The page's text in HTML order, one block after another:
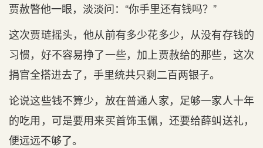
贾赦瞥他一眼，淡淡问：“你手里还有钱吗？”
这次贾琏摇头，他从前有多少花多少，从没有存钱的
习惯，好不容易挣了一些，加上贾赦给的那些，这次
捐官全搭进去了，手里统共只剩二百两银子。
论说这些钱不算少，放在普通人家，足够一家人十年
的吃用，可是要用来买首饰玉佩，还要给薛虯送礼，
便远远不够了。